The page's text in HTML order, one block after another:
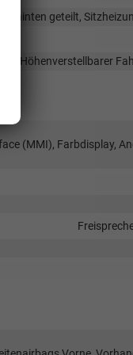
hinten geteilt,
Höhenverstellbarer
(MMI), Farbdisplay,